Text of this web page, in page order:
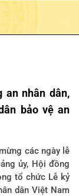
an nhân dân,
bảo vệ an
các ngày lễ
ủy, Hội đồng
tổ chức Lễ kỷ
dân Việt Nam